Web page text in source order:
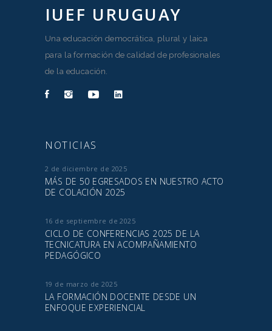
IUEF URUGUAY
Una educación democrática, plural y laica
para la formación de calidad de profesionales
de la educación.
NOTICIAS
2 de diciembre de 2025
MÁS DE 50 EGRESADOS EN NUESTRO ACTO
DE COLACIÓN 2025
16 de septiembre de 2025
CICLO DE CONFERENCIAS 2025 DE LA
TECNICATURA EN ACOMPAÑAMIENTO
PEDAGÓGICO
19 de marzo de 2025
LA FORMACIÓN DOCENTE DESDE UN
ENFOQUE EXPERIENCIAL